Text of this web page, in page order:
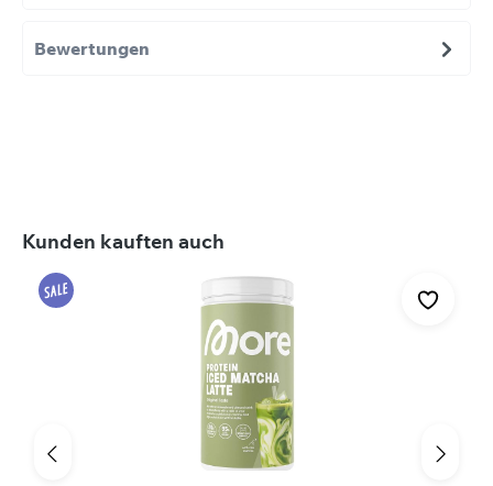
Bewertungen
Produktgalerie überspringen
Kunden kauften auch